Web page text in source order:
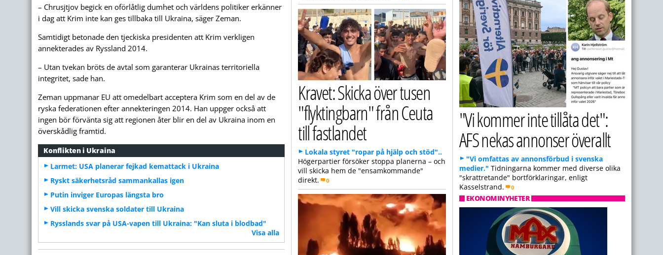
– Chrusjtjov begick en oförlåtlig dumhet och världens politiker erkänner
i dag att Krim inte kan ges tillbaka till Ukraina, säger Zeman.
Samtidigt betonade den tjeckiska presidenten att Krim verkligen
annekterades av Ryssland 2014.
– Utan tvekan bröts de avtal som garanterar Ukrainas territoriella
integritet, sade han.
Zeman uppmanar EU att omedelbart acceptera Krim som en del av de
ryska federationen efter annekteringen 2014. Han uppger också att
ingen bör förvänta sig att regionen åter blir en del av Ukraina inom en
överskådlig framtid.
Konflikten i Ukraina
Larmet: USA planerar fejkad kemattack i Ukraina
Ryskt säkerhetsråd sammankallas igen
Putin inviger Europas längsta bro
Vill skicka svenska soldater till Ukraina
Rysslands svar på USA-vapen till Ukraina: "Kan sluta i blodbad"
Visa alla
"Vi kommer inte tillåta det":
AFS nekas annonser överallt
"Vi omfattas av annonsförbud i svenska
medier." Tidningarna kommer med diverse olika
"skrattretande" bortförklaringar, enligt
Kasselstrand.
0
EKONOMINYHETER
Kravet: Skicka över tusen
"flyktingbarn" från Ceuta
till fastlandet
Lokala styret "ropar på hjälp och stöd"..
Högerpartier försöker stoppa planerna – och
vill skicka hem de "ensamkommande"
direkt.
0